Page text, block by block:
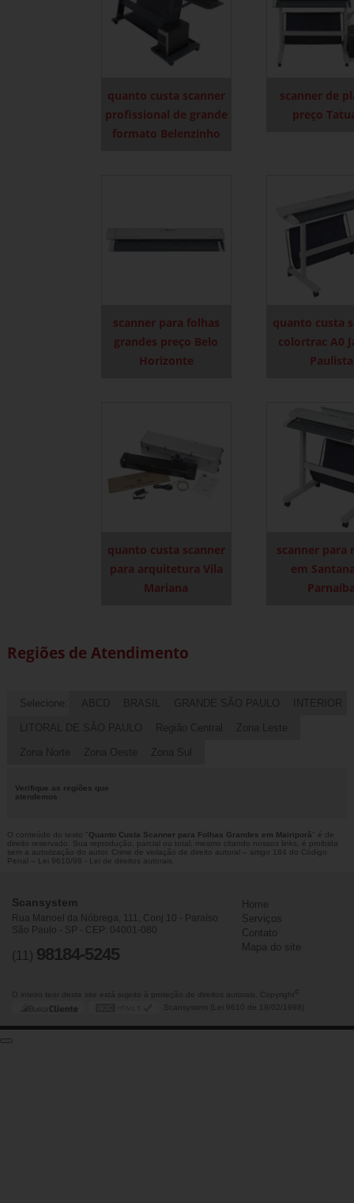
quanto custa scanner
profissional de grande
formato Belenzinho
scanner de
preço
scanner para folhas
grandes preço Belo
Horizonte
quanto custa
colortrac A0
Paulista
quanto custa scanner
para arquitetura Vila
Mariana
scanner para
em
Regiões de Atendimento
Selecione: ABCD BRASIL GRANDE SÃO PAULO INTERIOR
LITORAL DE SÃO PAULO Região Central Zona Leste
Zona Norte Zona Oeste Zona Sul
Verifique as regiões que
atendemos
O conteúdo do texto " Quanto Custa Scanner para Folhas Grandes em Mairiporã " é de
direito reservado. Sua reprodução, parcial ou total, mesmo citando nossos links, é proibida
sem a autorização do autor. Crime de violação de direito autoral – artigo 184 do Código
Penal –
Lei 9610/98 - Lei de direitos autorais
Scansystem
Rua Manoel da Nóbrega, 111, Conj 10 - Paraíso
São Paulo - SP - CEP: 04001-080
(11) 98184-5245
Home
Serviços
Contato
Mapa do site
O inteiro teor deste site está sujeito à proteção de direitos autorais. Copyright
Scansystem (Lei 9610 de 19/02/1998)